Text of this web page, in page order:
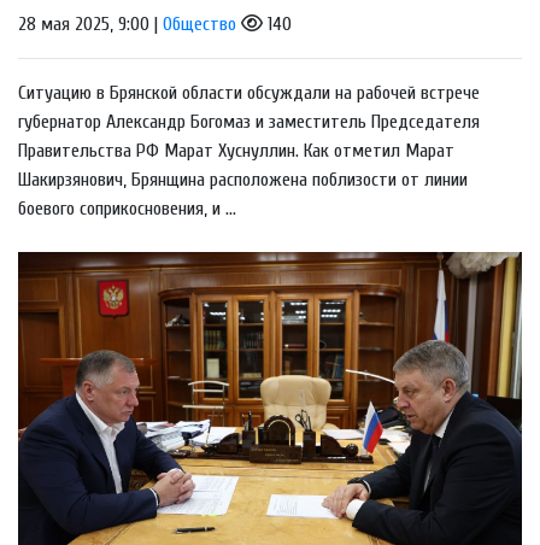
28 мая 2025, 9:00 | Общество 140
Ситуацию в Брянской области обсуждали на рабочей встрече
губернатор Александр Богомаз и заместитель Председателя
Правительства РФ Марат Хуснуллин. Как отметил Марат
Шакирзянович, Брянщина расположена поблизости от линии
боевого соприкосновения, и ...